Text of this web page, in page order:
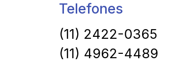
Telefones
(11) 2422-0365
(11) 4962-4489